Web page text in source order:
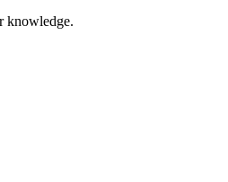
knowledge.